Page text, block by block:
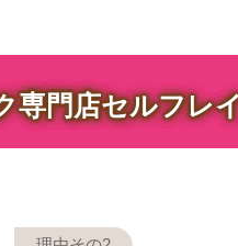
専門店セルフレ